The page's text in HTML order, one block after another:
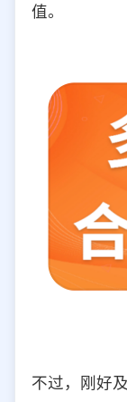
值。
不过，刚好